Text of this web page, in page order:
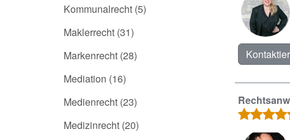
Kommunalrecht (5)
Maklerrecht (31)
Markenrecht (28)
Mediation (16)
Medienrecht (23)
Medizinrecht (20)